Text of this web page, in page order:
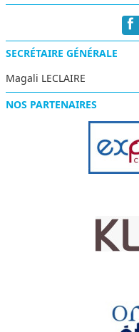
SECRÉTAIRE GÉNÉRALE
Magali LECLAIRE
NOS PARTENAIRES